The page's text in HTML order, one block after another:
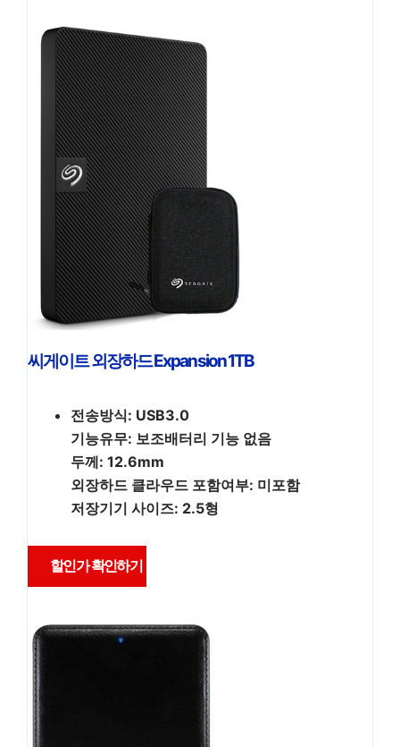
씨게이트 외장하드 Expansion 1TB
전송방식: USB3.0
기능유무: 보조배터리 기능 없음
두께: 12.6mm
외장하드 클라우드 포함여부: 미포함
저장기기 사이즈: 2.5형
할인가 확인하기